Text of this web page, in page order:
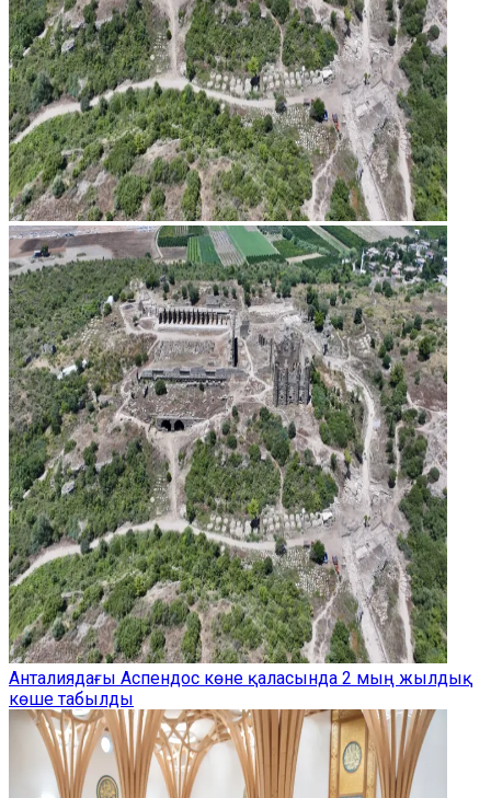
Анталиядағы Аспендос көне қаласында 2 мың жылдық
көше табылды